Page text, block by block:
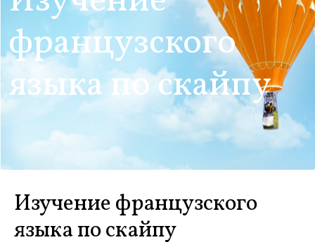
французского
языка по скайпу
Изучение французского
языка по скайпу